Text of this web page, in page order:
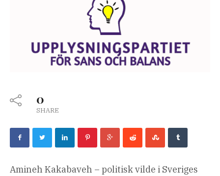
0
SHARE
Amineh Kakabaveh – politisk vilde i Sveriges